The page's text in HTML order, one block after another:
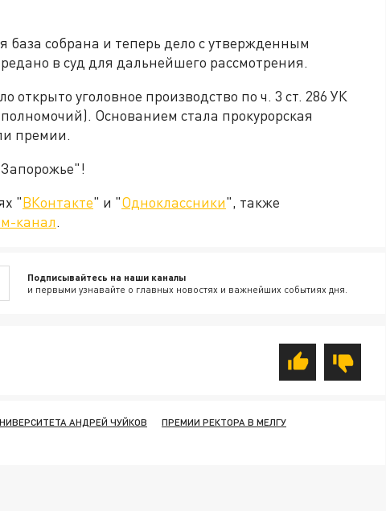
база собрана и теперь дело с утвержденным
в суд для дальнейшего рассмотрения.
уголовное производство по ч. 3 ст. 286 УК
Основанием стала прокурорская
премии.
"ВКонтакте" и "Одноклассники", также
канал.
Подписывайтесь на наши каналы
и первыми узнавайте о главных новостях и важнейших событиях дня.
АНДРЕЙ ЧУЙКОВ
ПРЕМИИ РЕКТОРА В МЕЛГУ